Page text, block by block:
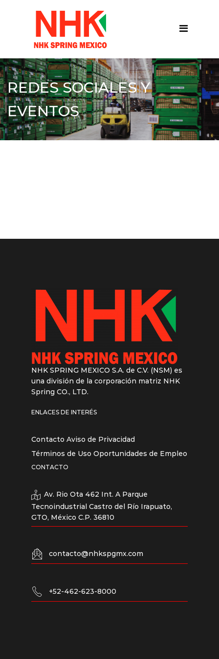
REDES SOCIALES Y
EVENTOS
NHK SPRING MEXICO S.A. de C.V. (NSM) es
una división de la corporación matriz NHK
Spring CO., LTD.
ENLACES DE INTERÉS
Contacto Aviso de Privacidad
Términos de Uso Oportunidades de Empleo
CONTACTO
Av. Rio Ota 462 Int. A Parque
Tecnoindustrial Castro del Río Irapuato,
GTO, México C.P. 36810
contacto@nhkspgmx.com
+52-462-623-8000